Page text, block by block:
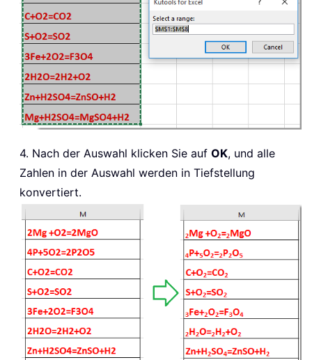
4. Nach der Auswahl klicken Sie auf OK, und alle
Zahlen in der Auswahl werden in Tiefstellung
konvertiert.